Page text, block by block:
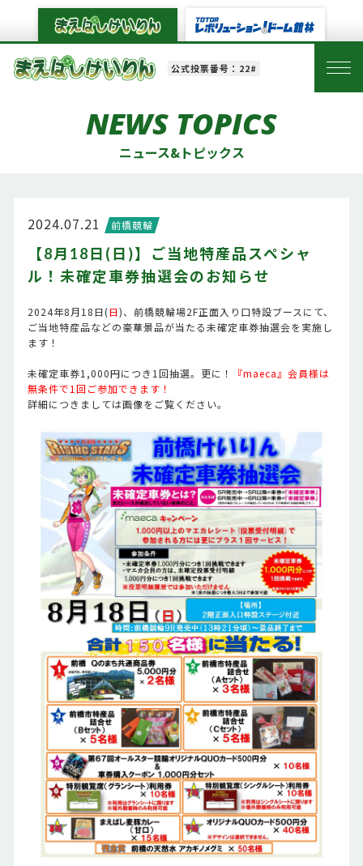
公式投票番号：22#
NEWS TOPICS
ニュース&トピックス
2024.07.21 前橋競輪
【8月18日(日)】ご当地特産品スペシャ
ル！未確定車券抽選会のお知らせ
2024年8月18日(日)、前橋競輪場2F正面入り口特設ブースにて、
ご当地特産品などの豪華景品が当たる未確定車券抽選会を実施し
ます！
未確定車券1,000円につき1回抽選。更に！
『maeca』会員様は
無条件で1回ご参加できます！
詳細につきましては画像をご覧ください。